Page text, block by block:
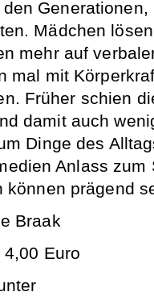
Mädchen
mehr auf
mal mit
Früher schien
damit auch
Dinge des
Anlass zum
können prägend
Braak
Euro